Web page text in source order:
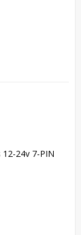
24v 7-PIN